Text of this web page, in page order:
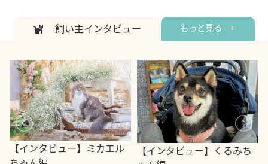
飼い主インタビュー もっと見る +
【インタビュー】ミカエル
【インタビュー】くるみち